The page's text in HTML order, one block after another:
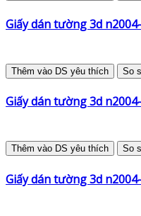
Giấy dán tường 3d
Thêm vào DS yêu thích So
Giấy dán tường 3d
Thêm vào DS yêu thích So
Giấy dán tường 3d